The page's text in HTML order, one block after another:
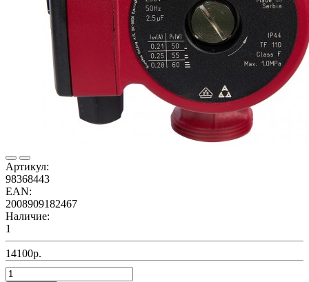
Артикул:
98368443
EAN:
2008909182467
Наличие:
1
14100р.